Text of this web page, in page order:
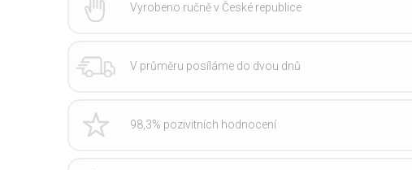
Vyrobeno ručně v České republice
V průměru posíláme do dvou dnů
98,3% pozivitních hodnocení